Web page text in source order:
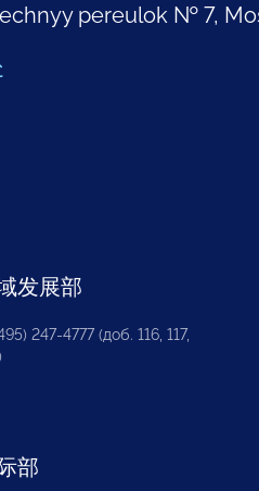
pereulok № 7,
发展部
247-4777 (доб. 116, 117,
部